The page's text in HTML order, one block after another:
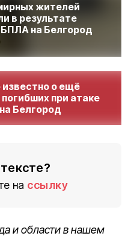
жителей
в результате
БПЛА на Белгород
о ещё
при атаке
Белгород
на ссылку
и области в нашем